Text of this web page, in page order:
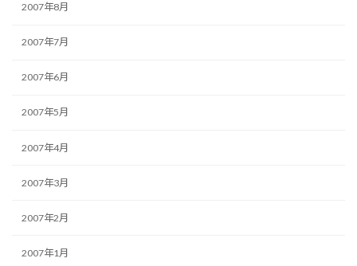
2007年8月
2007年7月
2007年6月
2007年5月
2007年4月
2007年3月
2007年2月
2007年1月